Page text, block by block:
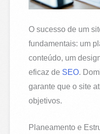
O sucesso de um
fundamentais: um
conteúdo, um
eficaz de SEO.
garante que o site
objetivos.
Planeamento e